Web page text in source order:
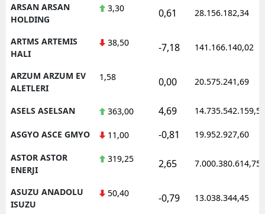
ARSAN ARSAN
HOLDING
3,30 0,61 28.156.182,34
ARTMS ARTEMIS
HALI
38,50 -7,18 141.166.140,02
ARZUM ARZUM EV
ALETLERI
1,58 0,00 20.575.241,69
ASELS ASELSAN 363,00 4,69 14.735.542.159,50
ASGYO ASCE GMYO 11,00 -0,81 19.952.927,60
ASTOR ASTOR
ENERJI
319,25 2,65 7.000.380.614,75
ASUZU ANADOLU
ISUZU
50,40 -0,79 13.038.344,45